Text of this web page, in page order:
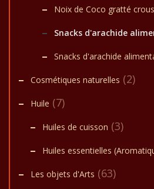
Noix de Coco gratté
Snacks d'arachide
Snacks d'arachide
Cosmétiques naturelles (2)
Huile (7)
Huiles de cuisson (3)
Huiles essentielles
Les objets d'Arts (63)